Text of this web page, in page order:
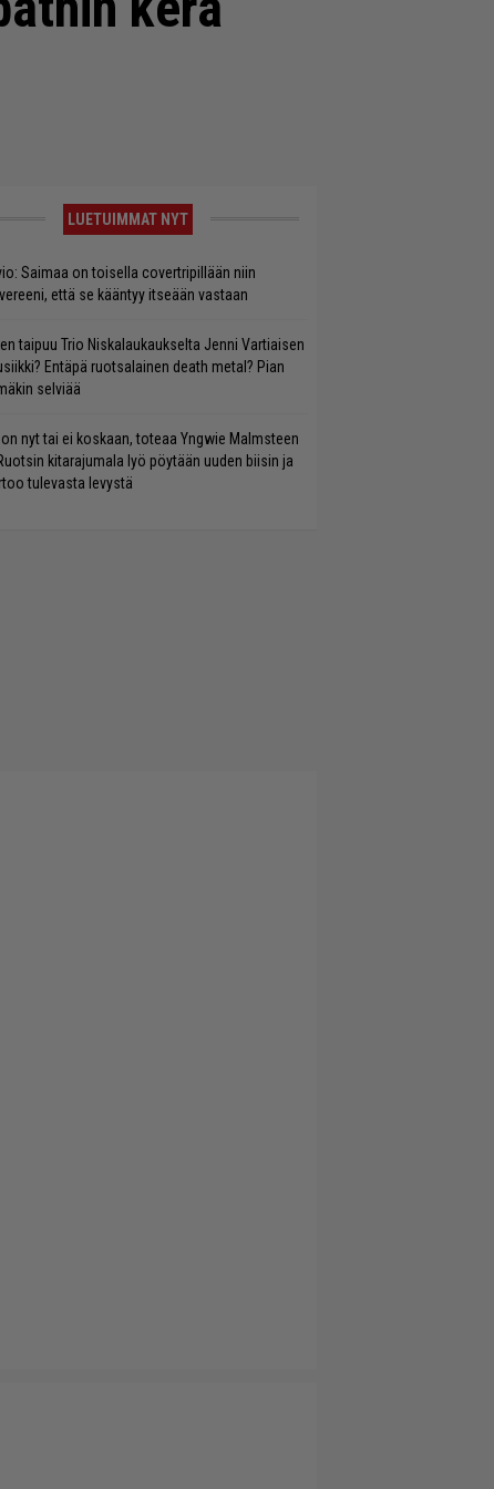
LUETUIMMAT NYT
Saimaa on toisella covertripillään niin
että se kääntyy itseään vastaan
taipuu Trio Niskalaukaukselta Jenni Vartiaisen
Entäpä ruotsalainen death metal? Pian
selviää
nyt tai ei koskaan, toteaa Yngwie Malmsteen
kitarajumala lyö pöytään uuden biisin ja
tulevasta levystä